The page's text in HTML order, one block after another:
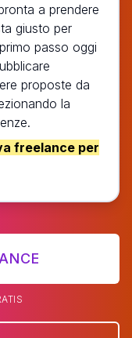
a prendere
giusto per
passo oggi
proposte da
la
freelance per